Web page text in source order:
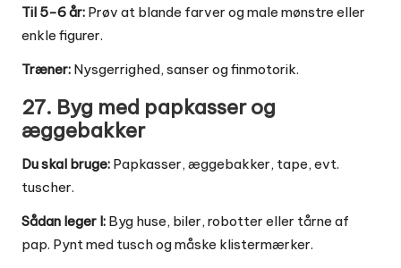
Til 5-6 år: Prøv at blande farver og male mønstre eller
enkle figurer.
Træner: Nysgerrighed, sanser og finmotorik.
27. Byg med papkasser og
æggebakker
Du skal bruge: Papkasser, æggebakker, tape, evt.
tuscher.
Sådan leger I: Byg huse, biler, robotter eller tårne af
pap. Pynt med tusch og måske klistermærker.